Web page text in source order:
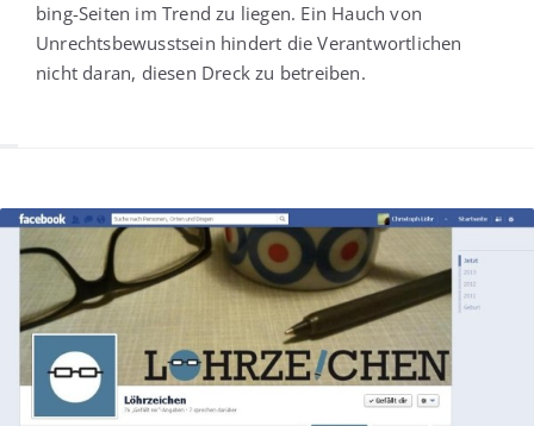
bing-Sei­ten im Trend zu lie­gen. Ein Hauch von
Unrechts­be­wusst­sein hin­dert die Ver­ant­wort­li­chen
nicht dar­an, die­sen Dreck zu betreiben.